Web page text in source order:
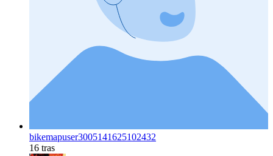
bikemapuser3005141625102432
16 tras